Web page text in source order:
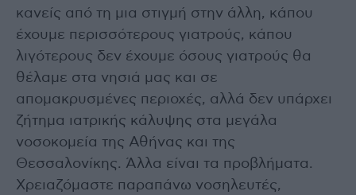
κανείς από τη μια στιγμή στην άλλη, κάπου
έχουμε περισσότερους γιατρούς, κάπου
λιγότερους δεν έχουμε όσους γιατρούς θα
θέλαμε στα νησιά μας και σε
απομακρυσμένες περιοχές, αλλά δεν υπάρχει
ζήτημα ιατρικής κάλυψης στα μεγάλα
νοσοκομεία της Αθήνας και της
Θεσσαλονίκης. Άλλα είναι τα προβλήματα.
Χρειαζόμαστε παραπάνω νοσηλευτές,